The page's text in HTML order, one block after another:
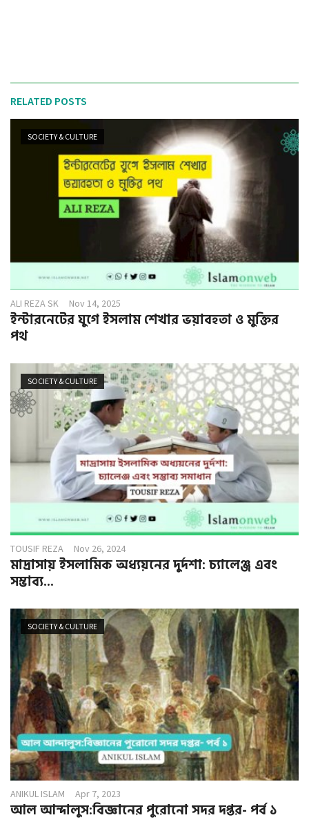
RELATED POSTS
SOCIETY & CULTURE
ALI REZA SK Nov 14, 2025
ইন্টারনেটের যুগে ইসলাম শেখার ভয়াবহতা ও মুক্তির
পথ
SOCIETY & CULTURE
TOUSIF REZA Nov 26, 2024
মাদ্রাসায় ইসলামিক অধ্যয়নের দুর্দশা: চ্যালেঞ্জ এবং
সম্ভাব্য...
SOCIETY & CULTURE
ANIKUL ISLAM Apr 7, 2023
আল আন্দালুস:বিজ্ঞানের পুরোনো সদর দপ্তর- পর্ব ১